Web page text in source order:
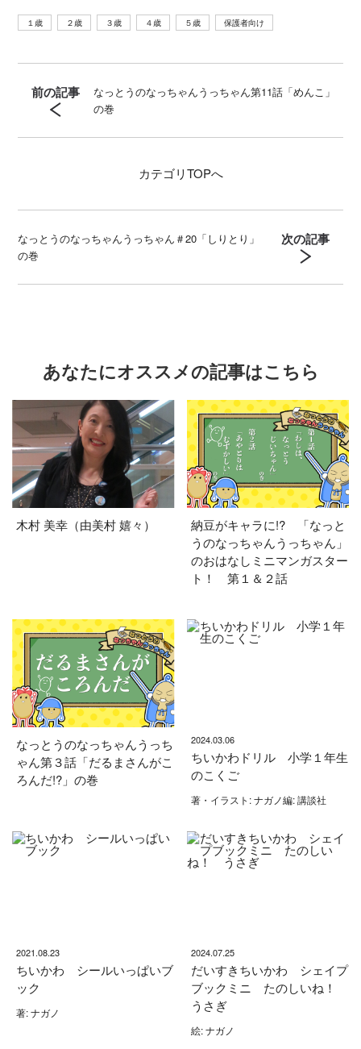
１歳 ２歳 ３歳 ４歳 ５歳 保護者向け
前の記事
なっとうのなっちゃんうっちゃん第11話「めんこ」
の巻
カテゴリTOPへ
なっとうのなっちゃんうっちゃん＃20「しりとり」
の巻
次の記事
あなたにオススメの記事はこちら
木村 美幸（由美村 嬉々）
納豆がキャラに!? 「なっと
うのなっちゃんうっちゃん」
のおはなしミニマンガスター
ト！ 第１＆２話
なっとうのなっちゃんうっち
ゃん第３話「だるまさんがこ
ろんだ!?」の巻
2024.03.06
ちいかわドリル 小学１年生
のこくご
著・イラスト: ナガノ編: 講談社
2021.08.23
ちいかわ シールいっぱいブ
ック
著: ナガノ
2024.07.25
だいすきちいかわ シェイプ
ブックミニ たのしいね！
うさぎ
絵: ナガノ